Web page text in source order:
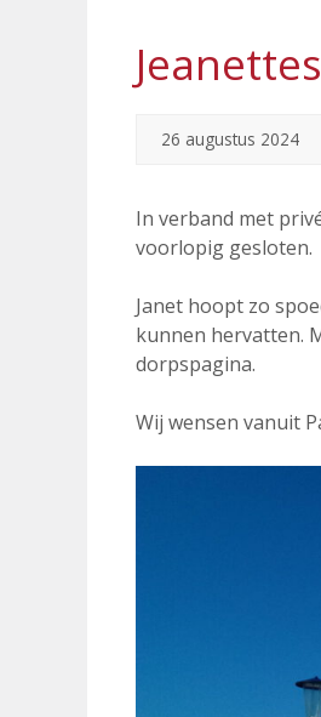
26 augustus 2024
In verband met
voorlopig gesloten.
Janet hoopt zo
kunnen hervatten.
dorpspagina.
Wij wensen vanuit